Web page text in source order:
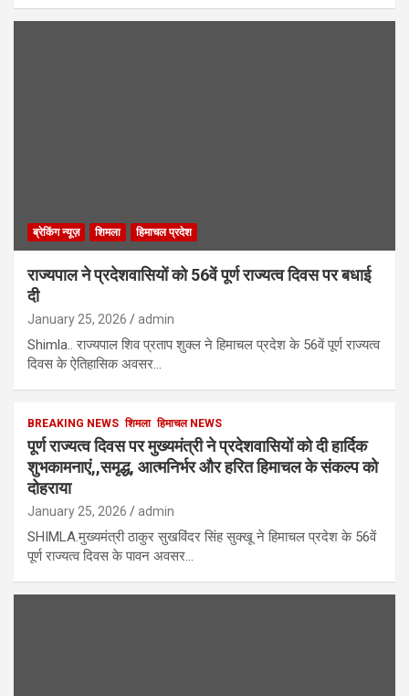
ब्रेकिंग न्यूज़ शिमला हिमाचल प्रदेश
राज्यपाल ने प्रदेशवासियों को 56वें पूर्ण राज्यत्व दिवस पर बधाई
दी
January 25, 2026 admin
Shimla.. राज्यपाल शिव प्रताप शुक्ल ने हिमाचल प्रदेश के 56वें पूर्ण राज्यत्व
दिवस के ऐतिहासिक अवसर…
BREAKING NEWS शिमला हिमाचल NEWS
पूर्ण राज्यत्व दिवस पर मुख्यमंत्री ने प्रदेशवासियों को दी हार्दिक
शुभकामनाएं,,समृद्ध, आत्मनिर्भर और हरित हिमाचल के संकल्प को
दोहराया
January 25, 2026 admin
SHIMLA.मुख्यमंत्री ठाकुर सुखविंदर सिंह सुक्खू ने हिमाचल प्रदेश के 56वें
पूर्ण राज्यत्व दिवस के पावन अवसर…